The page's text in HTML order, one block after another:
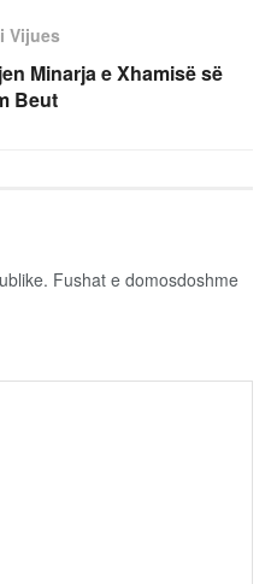
Vijues
Minarja e Xhamisë së
Beut
Fushat e domosdoshme